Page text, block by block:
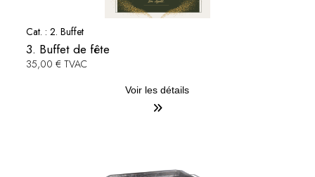
Cat. : 2. Buffet
3. Buffet de fête
35,00 € TVAC
Voir les détails